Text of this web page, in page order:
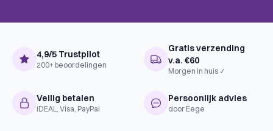
4,9/5 Trustpilot
200+ beoordelingen
Gratis verzending
v.a. €60
Morgen in huis ✓
Veilig betalen
iDEAL, Visa, PayPal
Persoonlijk advies
door Eege